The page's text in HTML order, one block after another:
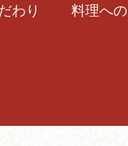
わり 料理へ